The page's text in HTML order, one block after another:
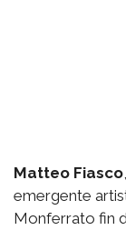
Matteo Fiasco
emergente
Monferrato fin